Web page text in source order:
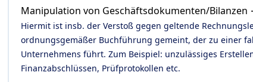
Manipulation von Geschäftsdokumenten/Bilanzen
Hiermit ist insb. der Verstoß gegen geltende
ordnungsgemäßer Buchführung gemeint, der zu einer
Unternehmens führt. Zum Beispiel: unzulässiges
Finanzabschlüssen, Prüfprotokollen etc.